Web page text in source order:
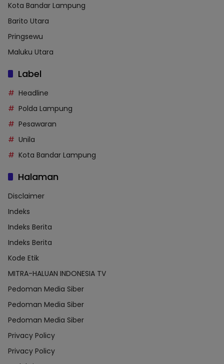
Kota Bandar Lampung
Barito Utara
Pringsewu
Maluku Utara
Label
Headline
Polda Lampung
Pesawaran
Unila
Kota Bandar Lampung
Halaman
Disclaimer
Indeks
Indeks Berita
Indeks Berita
Kode Etik
MITRA-HALUAN INDONESIA TV
Pedoman Media Siber
Pedoman Media Siber
Pedoman Media Siber
Privacy Policy
Privacy Policy